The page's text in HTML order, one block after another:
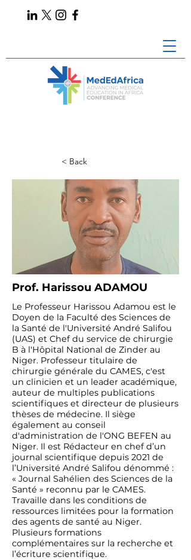
< Back
Prof. Harissou ADAMOU
Le Professeur Harissou Adamou est le
Doyen de la Faculté des Sciences de
la Santé de l'Université André Salifou
(UAS) et Chef du service de chirurgie
B à l'Hôpital National de Zinder au
Niger. Professeur titulaire de
chirurgie générale du CAMES, c'est
un clinicien et un leader académique,
auteur de multiples publications
scientifiques et directeur de plusieurs
thèses de médecine. Il siège
également au conseil
d'administration de l'ONG BEFEN au
Niger. Il est Rédacteur en chef d’un
journal scientifique depuis 2021 de
l’Université André Salifou dénommé :
« Journal Sahélien des Sciences de la
Santé » reconnu par le CAMES.
Travaille dans les conditions de
ressources limitées pour la formation
des agents de santé au Niger.
Plusieurs formations
complémentaires sur la recherche et
l’écriture scientifique.